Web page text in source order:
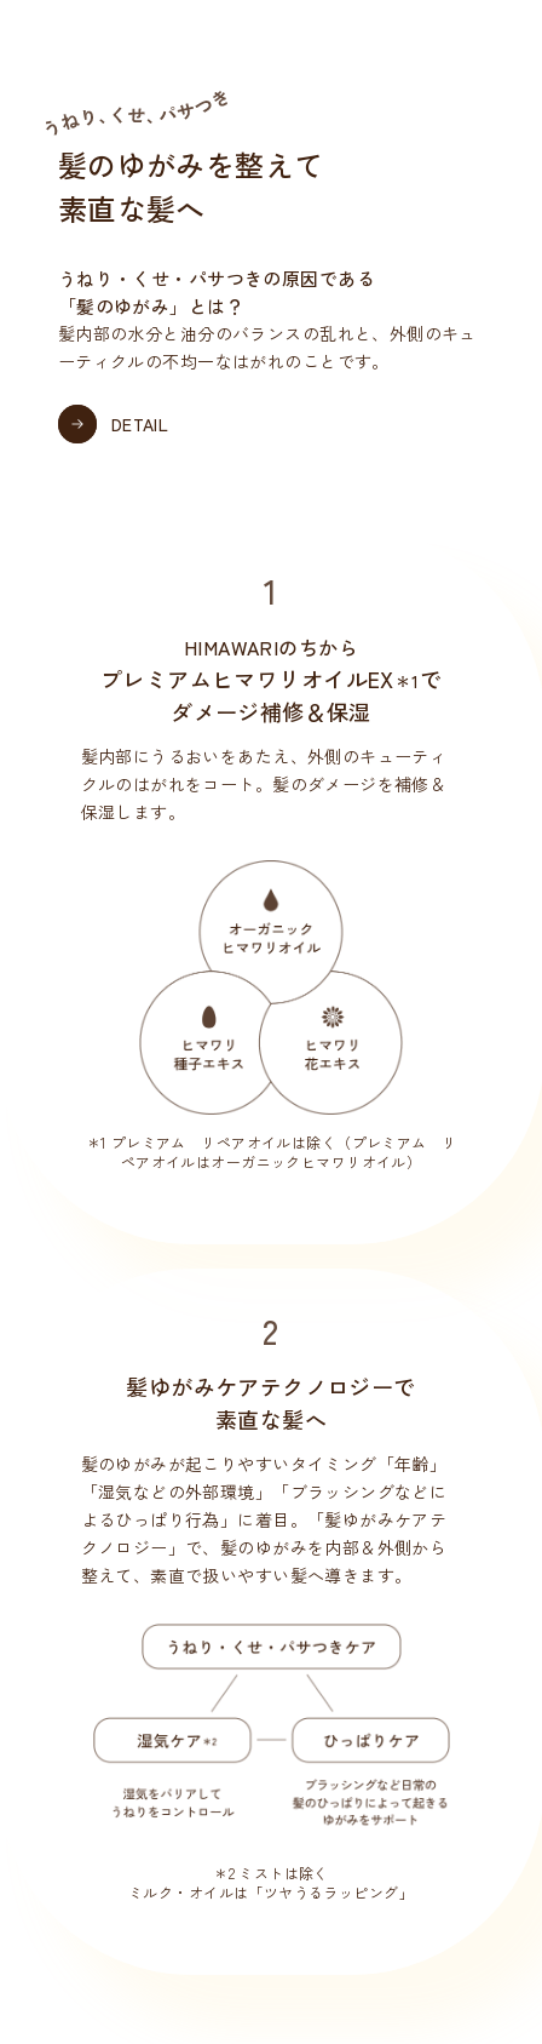
髪のゆがみを整えて
素直な髪へ
うねり・くせ・パサつきの原因である
「髪のゆがみ」とは？
髪内部の水分と油分のバランスの乱れと、外側のキュ
ーティクルの不均一なはがれのことです。
DETAIL
1
HIMAWARIのちから
プレミアムヒマワリオイルEX ＊1 で
ダメージ補修＆保湿
髪内部にうるおいをあたえ、外側のキューティ
クルのはがれをコート。髪のダメージを補修＆
保湿します。
＊1 プレミアム リペアオイルは除く（プレミアム リ
ペアオイルはオーガニックヒマワリオイル）
2
髪ゆがみケアテクノロジーで
素直な髪へ
髪のゆがみが起こりやすいタイミング「年齢」
「湿気などの外部環境」「ブラッシングなどに
よるひっぱり行為」に着目。「髪ゆがみケアテ
クノロジー」で、髪のゆがみを内部＆外側から
整えて、素直で扱いやすい髪へ導きます。
＊2 ミストは除く
ミルク・オイルは「ツヤうるラッピング」